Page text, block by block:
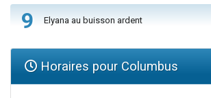
9 Elyana au buisson ardent
Horaires pour Columbus